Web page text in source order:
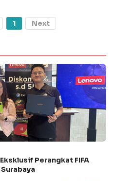
1 Next
Perangkat FIFA